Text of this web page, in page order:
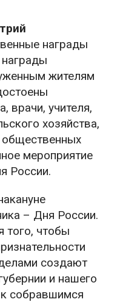
награды
жителям
врачи, учителя,
хозяйства,
общественных
мероприятие
России.
– Дня России.
того, чтобы
создают
и нашего
собравшимся